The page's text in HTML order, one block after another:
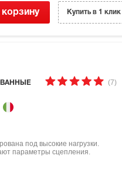
корзину Купить в 1 клик
(7)
под высокие нагрузки.
параметры сцепления.